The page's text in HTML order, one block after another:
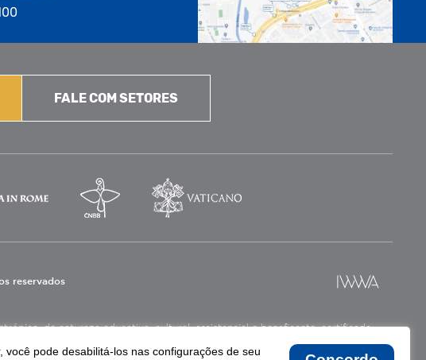
FALE COM SETORES
reservados
de natureza educativa, cultural, assistencial e beneficente, certificada
pode desabilitá-los nas configurações de seu